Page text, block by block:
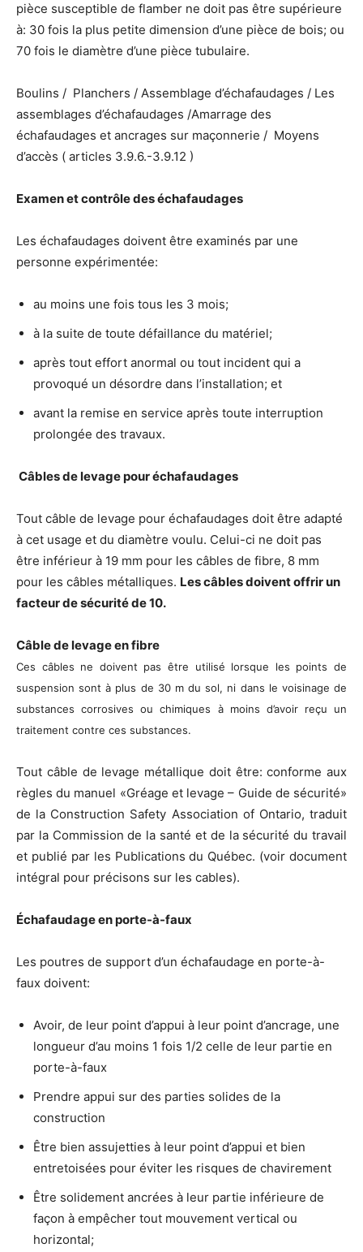
pièce susceptible de flamber ne doit pas être supérieure
à: 30 fois la plus petite dimension d’une pièce de bois; ou
70 fois le diamètre d’une pièce tubulaire.
Boulins / Planchers / Assemblage d’échafaudages / Les
assemblages d’échafaudages /Amarrage des
échafaudages et ancrages sur maçonnerie / Moyens
d’accès ( articles 3.9.6.-3.9.12 )
Examen et contrôle des échafaudages
Les échafaudages doivent être examinés par une
personne expérimentée:
au moins une fois tous les 3 mois;
à la suite de toute défaillance du matériel;
après tout effort anormal ou tout incident qui a
provoqué un désordre dans l’installation; et
avant la remise en service après toute interruption
prolongée des travaux.
Câbles de levage pour échafaudages
Tout câble de levage pour échafaudages doit être adapté
à cet usage et du diamètre voulu. Celui-ci ne doit pas
être inférieur à 19 mm pour les câbles de fibre, 8 mm
pour les câbles métalliques. Les câbles doivent offrir un
facteur de sécurité de 10.
Câble de levage en fibre
Ces câbles ne doivent pas être utilisé lorsque les points de
suspension sont à plus de 30 m du sol, ni dans le voisinage de
substances corrosives ou chimiques à moins d’avoir reçu un
traitement contre ces substances.
Tout câble de levage métallique doit être: conforme aux
règles du manuel «Gréage et levage – Guide de sécurité»
de la Construction Safety Association of Ontario, traduit
par la Commission de la santé et de la sécurité du travail
et publié par les Publications du Québec. (voir document
intégral pour précisons sur les cables).
Échafaudage en porte-à-faux
Les poutres de support d’un échafaudage en porte-à-
faux doivent:
Avoir, de leur point d’appui à leur point d’ancrage, une
longueur d’au moins 1 fois 1/2 celle de leur partie en
porte-à-faux
Prendre appui sur des parties solides de la
construction
Être bien assujetties à leur point d’appui et bien
entretoisées pour éviter les risques de chavirement
Être solidement ancrées à leur partie inférieure de
façon à empêcher tout mouvement vertical ou
horizontal;